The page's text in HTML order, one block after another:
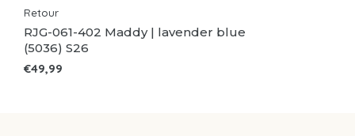
Retour
RJG-061-402 Maddy | lavender blue
(5036) S26
€49,99